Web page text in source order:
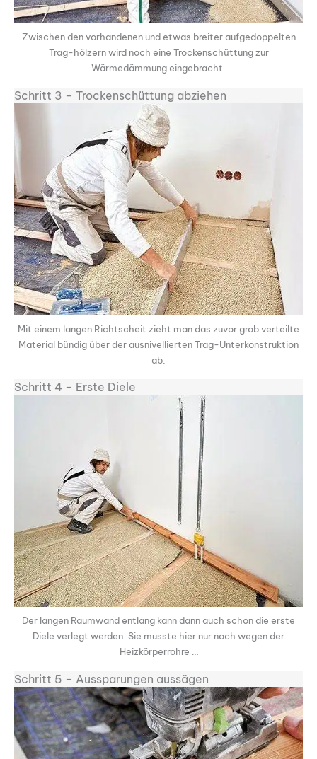
Zwischen den vorhandenen und etwas breiter aufgedoppelten
Trag-hölzern wird noch eine Trockenschüttung zur
Wärmedämmung eingebracht.
Schritt 3 – Trockenschüttung abziehen
Mit einem langen Richtscheit zieht man das zuvor grob verteilte
Material bündig über der ausnivellierten Trag-Unterkonstruktion
ab.
Schritt 4 – Erste Diele
Der langen Raumwand entlang kann dann auch schon die erste
Diele verlegt werden. Sie musste hier nur noch wegen der
Heizkörperrohre …
Schritt 5 – Aussparungen aussägen